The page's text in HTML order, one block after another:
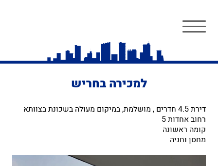
למכירה בחריש
דירת 4.5 חדרים , מושלמת, במיקום מעולה בשכונת בצוותא
רחוב אחדות 5
קומה ראשונה
מחסן וחניה